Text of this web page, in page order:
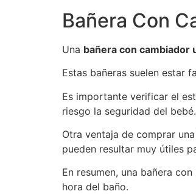
Bañera Con
Una bañera con cambiador
Estas bañeras suelen estar
Es importante verificar el
riesgo la seguridad del bebé.
Otra ventaja de comprar
pueden resultar muy útiles
En resumen, una bañera
hora del baño.